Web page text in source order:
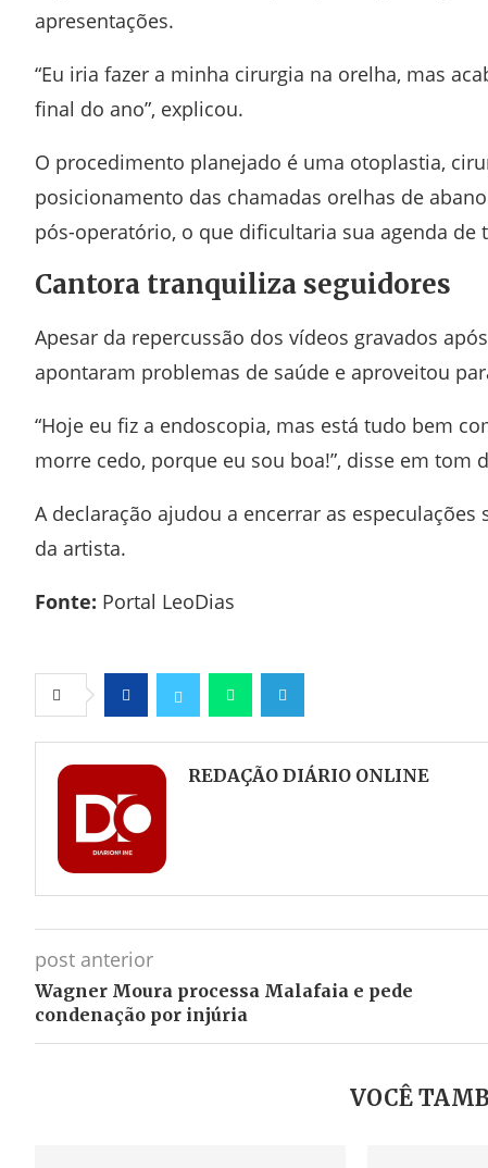
apresentações.
“Eu iria fazer a minha cirurgia na orelha, mas
final do ano”, explicou.
O procedimento planejado é uma otoplastia,
posicionamento das chamadas orelhas de
pós-operatório, o que dificultaria sua agenda de
Cantora tranquiliza seguidores
Apesar da repercussão dos vídeos gravados
apontaram problemas de saúde e aproveitou
“Hoje eu fiz a endoscopia, mas está tudo bem
morre cedo, porque eu sou boa!”, disse em tom
A declaração ajudou a encerrar as
da artista.
Fonte: Portal LeoDias
FacebookTwitter WhatsappTelegram
REDAÇÃO DIÁRIO ONLINE
post anterior
Wagner Moura processa Malafaia e pede
condenação por injúria
VOCÊ